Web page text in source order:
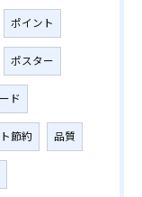
ポイント
ポスター
ド
節約 品質